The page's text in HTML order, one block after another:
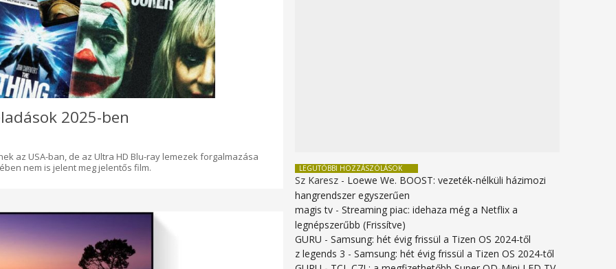
2025-ben
az USA-ban, de az Ultra HD Blu-ray lemezek forgalmazása
nem is jelent meg jelentős film.
LEGUTÓBBI HOZZÁSZÓLÁSOK
Sz Karesz - Loewe We. BOOST: vezeték-nélküli házimozi
hangrendszer egyszerűen
magis tv -Streaming piac: idehaza még a Netflix a
legnépszerűbb (Frissítve)
GURU -Samsung: hét évig frissül a Tizen OS 2024-től
z legends 3 -Samsung: hét évig frissül a Tizen OS 2024-től